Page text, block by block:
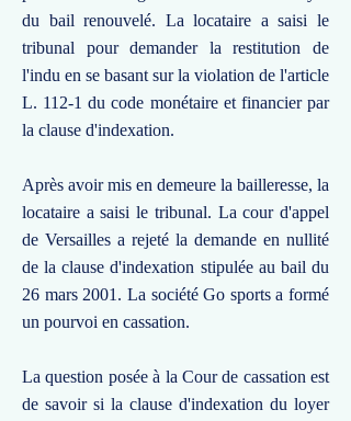
du bail renouvelé. La locataire a saisi le
tribunal pour demander la restitution de
l'indu en se basant sur la violation de l'article
L. 112-1 du code monétaire et financier par
la clause d'indexation.
Après avoir mis en demeure la bailleresse, la
locataire a saisi le tribunal. La cour d'appel
de Versailles a rejeté la demande en nullité
de la clause d'indexation stipulée au bail du
26 mars 2001. La société Go sports a formé
un pourvoi en cassation.
La question posée à la Cour de cassation est
de savoir si la clause d'indexation du loyer